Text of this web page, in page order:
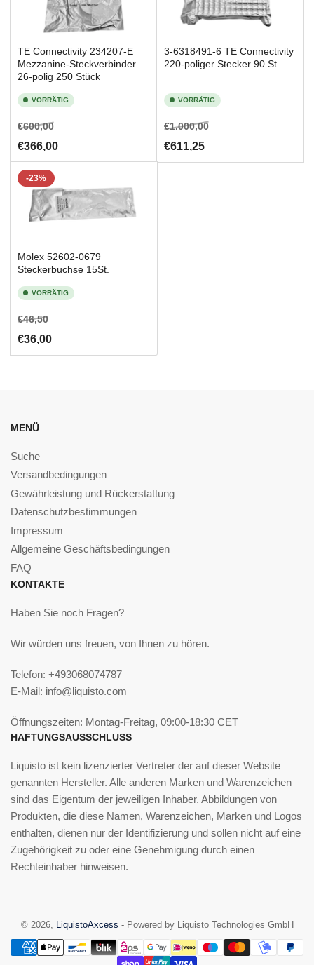
TE Connectivity 234207-E
Mezzanine-Steckverbinder
26-polig 250 Stück
VORRÄTIG
Normaler
Preis
€600,00Ausverkaufspreis
€366,00
3-6318491-6 TE Connectivity
220-poliger Stecker 90 St.
VORRÄTIG
Normaler
Preis
€1.000,00Ausverkaufspreis
€611,25
-23%
Molex 52602-0679
Steckerbuchse 15St.
VORRÄTIG
Normaler
Preis
€46,50Ausverkaufspreis
€36,00
MENÜ
Suche
Versandbedingungen
Gewährleistung und Rückerstattung
Datenschutzbestimmungen
Impressum
Allgemeine Geschäftsbedingungen
FAQ
KONTAKTE
Haben Sie noch Fragen?
Wir würden uns freuen, von Ihnen zu hören.
Telefon: +493068074787
E-Mail: info@liquisto.com
Öffnungszeiten: Montag-Freitag, 09:00-18:30 CET
HAFTUNGSAUSSCHLUSS
Liquisto ist kein lizenzierter Vertreter der auf dieser Website
genannten Hersteller. Alle anderen Marken und Warenzeichen
sind das Eigentum der jeweiligen Inhaber. Abbildungen von
Produkten, die diese Namen, Warenzeichen, Marken und Logos
enthalten, dienen nur der Identifizierung und sollen nicht auf eine
Zugehörigkeit zu oder eine Genehmigung durch einen
Rechteinhaber hinweisen.
© 2026, LiquistoAxcess - Powered by Liquisto Technologies GmbH
Zahlungsmethoden